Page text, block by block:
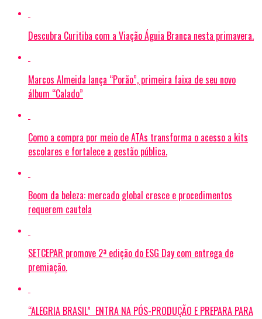
Descubra Curitiba com a Viação Águia Branca nesta primavera.
Marcos Almeida lança “Porão”, primeira faixa de seu novo
álbum “Calado”
Como a compra por meio de ATAs transforma o acesso a kits
escolares e fortalece a gestão pública.
Boom da beleza: mercado global cresce e procedimentos
requerem cautela
SETCEPAR promove 2ª edição do ESG Day com entrega de
premiação.
“ALEGRIA BRASIL” ENTRA NA PÓS-PRODUÇÃO E PREPARA PARA